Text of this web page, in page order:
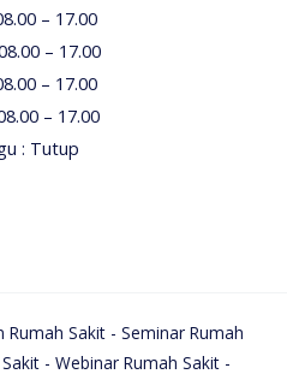
– 17.00
– 17.00
– 17.00
– 17.00
: Tutup
Sakit - Seminar Rumah
- Webinar Rumah Sakit -